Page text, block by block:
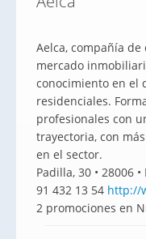
Aelca, compañía
mercado
conocimiento en el
residenciales.
profesionales con
trayectoria, con
en el sector.
Padilla, 30 • 28006
91 432 13 54 http://
2 promociones en